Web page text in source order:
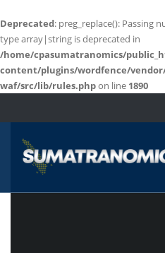
Deprecated: preg_replace(): Passing
type array|string is deprecated in
/home/cpasumatranomics/
content/plugins/wordfence/
waf/src/lib/rules.phpon line 1890